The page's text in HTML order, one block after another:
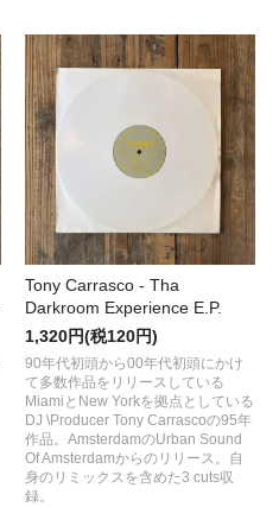
Tony Carrasco - Tha
Darkroom Experience E.P.
1,320円(税120円)
90年代初頭から00年代初頭にかけ
て多数作品をリリースしている
MiamiとNew Yorkを拠点としている
DJ \Producer Tony Carrascoの95年
作品。AmsterdamのUrban Sound
Of Amsterdamからのリリース。自
身のリミックスを含めた3 cuts収
録。